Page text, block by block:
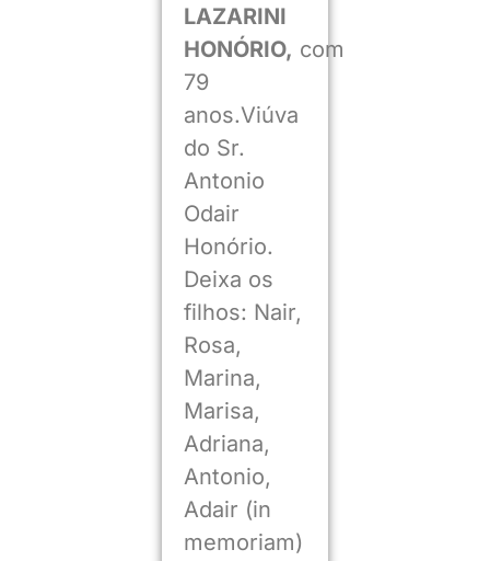
LAZARINI
HONÓRIO, com
79
anos.Viúva
do Sr.
Antonio
Odair
Honório.
Deixa os
filhos: Nair,
Rosa,
Marina,
Marisa,
Adriana,
Antonio,
Adair (in
memoriam)